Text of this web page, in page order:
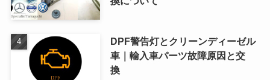
DPF警告灯とクリーンディーゼル
車｜輸入車パーツ故障原因と交
換